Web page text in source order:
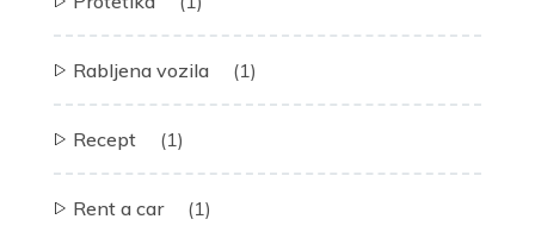
Rabljena vozila (1)
Recept (1)
Rent a car (1)